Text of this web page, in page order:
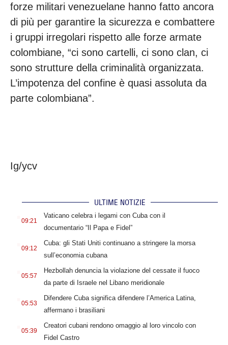
forze militari venezuelane hanno fatto ancora
di più per garantire la sicurezza e combattere
i gruppi irregolari rispetto alle forze armate
colombiane, “ci sono cartelli, ci sono clan, ci
sono strutture della criminalità organizzata.
L’impotenza del confine è quasi assoluta da
parte colombiana”.
Ig/ycv
ULTIME NOTIZIE
09:21
Vaticano celebra i legami con Cuba con il
documentario “Il Papa e Fidel”
09:12
Cuba: gli Stati Uniti continuano a stringere la morsa
sull’economia cubana
05:57
Hezbollah denuncia la violazione del cessate il fuoco
da parte di Israele nel Libano meridionale
05:53
Difendere Cuba significa difendere l’America Latina,
affermano i brasiliani
05:39
Creatori cubani rendono omaggio al loro vincolo con
Fidel Castro